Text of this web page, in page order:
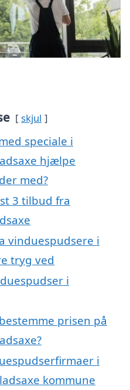
skjul
speciale i
hjælpe
med?
3 tilbud fra
vinduespudsere i
tryg ved
i
prisen på
i
kommune